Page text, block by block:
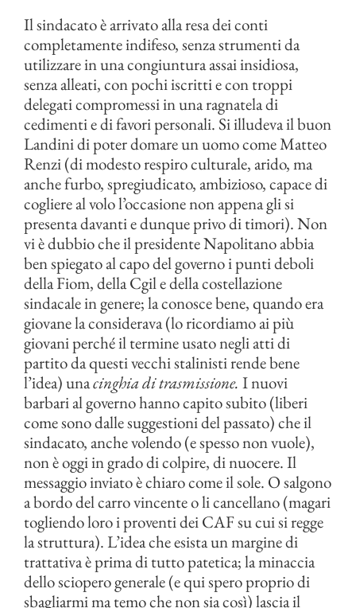
Il sindacato è arrivato alla resa dei conti
completamente indifeso, senza strumenti da
utilizzare in una congiuntura assai insidiosa,
senza alleati, con pochi iscritti e con troppi
delegati compromessi in una ragnatela di
cedimenti e di favori personali. Si illudeva il buon
Landini di poter domare un uomo come Matteo
Renzi (di modesto respiro culturale, arido, ma
anche furbo, spregiudicato, ambizioso, capace di
cogliere al volo l’occasione non appena gli si
presenta davanti e dunque privo di timori). Non
vi è dubbio che il presidente Napolitano abbia
ben spiegato al capo del governo i punti deboli
della Fiom, della Cgil e della costellazione
sindacale in genere; la conosce bene, quando era
giovane la considerava (lo ricordiamo ai più
giovani perché il termine usato negli atti di
partito da questi vecchi stalinisti rende bene
l’idea) unacinghia di trasmissione. I nuovi
barbari al governo hanno capito subito (liberi
come sono dalle suggestioni del passato) che il
sindacato, anche volendo (e spesso non vuole),
non è oggi in grado di colpire, di nuocere. Il
messaggio inviato è chiaro come il sole. O salgono
a bordo del carro vincente o li cancellano (magari
togliendo loro i proventi dei CAF su cui si regge
la struttura). L’idea che esista un margine di
trattativa è prima di tutto patetica; la minaccia
dello sciopero generale (e qui spero proprio di
sbagliarmi ma temo che non sia così) lascia il